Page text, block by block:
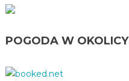
POGODA W OKOLICY